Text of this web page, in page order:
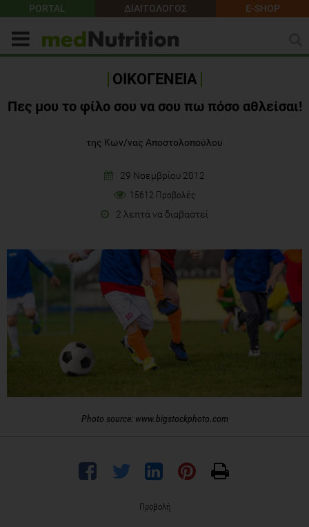
PORTAL ΔΙΑΙΤΟΛΟΓΟΣ E-SHOP
ΟΙΚΟΓΕΝΕΙΑ
Πες μου το φίλο σου να σου πω πόσο αθλείσαι!
της Κων/νας Αποστολοπούλου
29 Νοεμβρίου 2012
15612 Προβολές
2 λεπτά να διαβαστεί
Photo source: www.bigstockphoto.com
Προβολή